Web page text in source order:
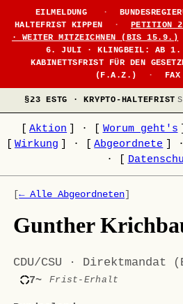
EILMELDUNG ·
HALTEFRIST KIPPEN
·
PETITION
· WEITER MITZEICHNEN (BIS 15.9.)
6. JULI · KLINGBEIL: AB 1.
KABINETTSFRIST FÜR DEN
(F.A.Z.)
· FAX
§23 ESTG · KRYPTO-HALTEFRIST
Aktion · Worum geht's
Wirkung · Abgeordnete ·
·
[← Alle Abgeordneten]
Gunther
CDU/CSU · Direktmandat
7~ Frist-Erhalt